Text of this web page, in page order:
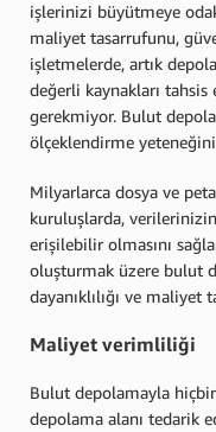
işlerinizi büyütmeye
maliyet tasarrufunu,
işletmelerde, artık
değerli kaynakları tahsis
gerekmiyor. Bulut
ölçeklendirme yeteneğini
Milyarlarca dosya ve
kuruluşlarda,
erişilebilir olmasını
oluşturmak üzere bulut
dayanıklılığı ve
Maliyet verimliliği
Bulut depolamayla hiçbir
depolama alanı tedarik